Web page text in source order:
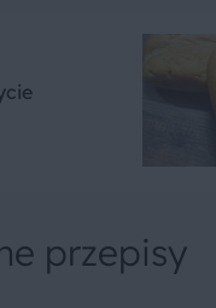
przepisy